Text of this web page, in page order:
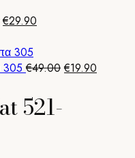
Original
was:
€49.90.
€29.90
είναι:
305€49.00Original
€19.90
521-